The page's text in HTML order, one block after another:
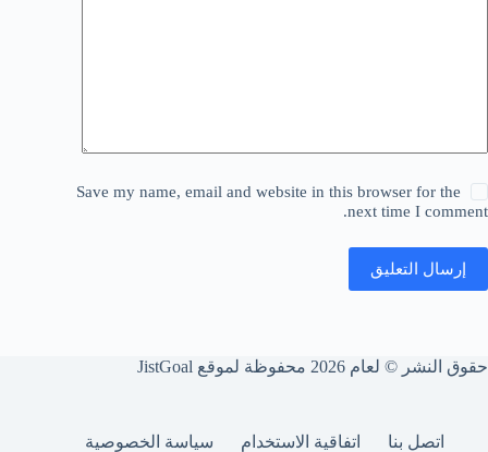
Save my name, email and website in this browser for the
next time I comment.
إرسال التعليق
حقوق النشر © لعام 2026 محفوظة لموقع JistGoal
اتصل بنا اتفاقية الاستخدام سياسة الخصوصية